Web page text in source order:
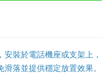
裝於電話機座或支架上，
落並提供穩定放置效果。